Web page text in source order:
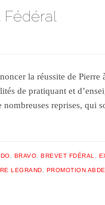
Fédéral
la réussite de Pierre
de pratiquant et
reprises, qui
BRAVO ,BREVET FDÉRAL
LEGRAND PROMOTION